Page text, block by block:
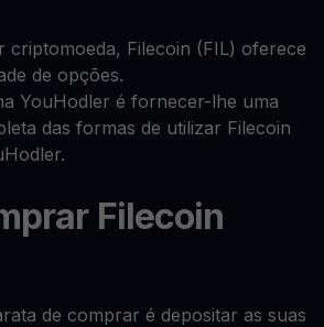
criptomoeda, Filecoin (FIL) oferece
de opções.
YouHodler é fornecer-lhe uma
das formas de utilizar Filecoin
Filecoin
de comprar é depositar as suas